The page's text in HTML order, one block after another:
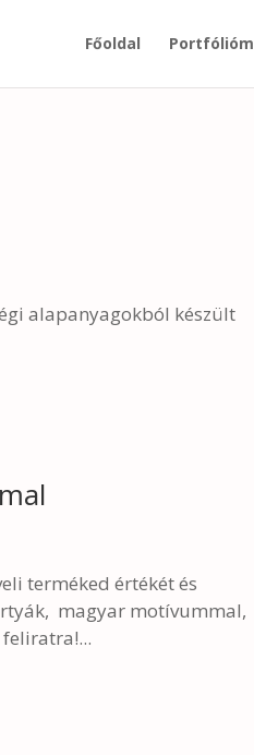
Főoldal Portfólióm
alapanyagokból készült
terméked értékét és
magyar motívummal,